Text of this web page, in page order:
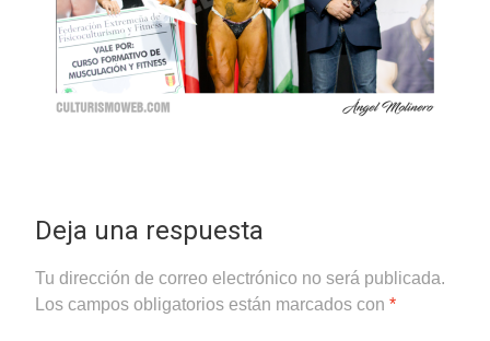
Deja una respuesta
Tu dirección de correo electrónico no será publicada.
Los campos obligatorios están marcados con *